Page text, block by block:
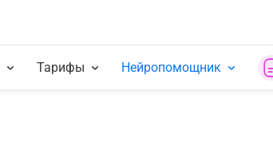
Тарифы Нейропомощник